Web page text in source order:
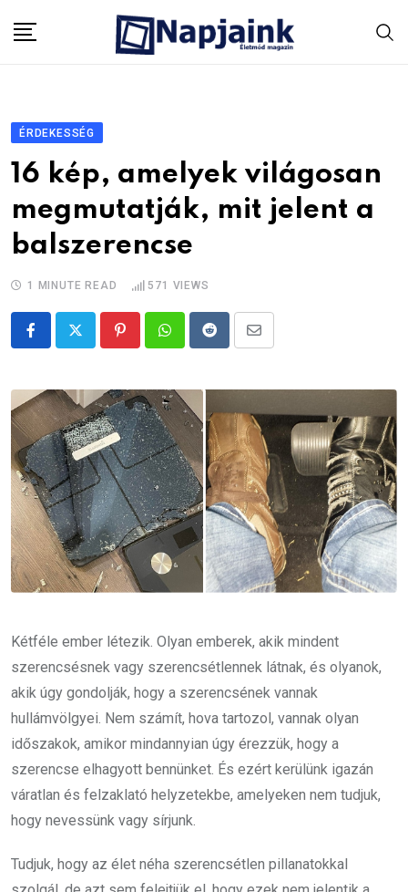
ÉRDEKESSÉG
16 kép, amelyek világosan
megmutatják, mit jelent a
balszerencse
1 MINUTE READ 571 VIEWS
PinterestWhatsappRedditShare
Email
Kétféle ember létezik. Olyan emberek, akik mindent
szerencsésnek vagy szerencsétlennek látnak, és olyanok,
akik úgy gondolják, hogy a szerencsének vannak
hullámvölgyei. Nem számít, hova tartozol, vannak olyan
időszakok, amikor mindannyian úgy érezzük, hogy a
szerencse elhagyott bennünket. És ezért kerülünk igazán
váratlan és felzaklató helyzetekbe, amelyeken nem tudjuk,
hogy nevessünk vagy sírjunk.
Tudjuk, hogy az élet néha szerencsétlen pillanatokkal